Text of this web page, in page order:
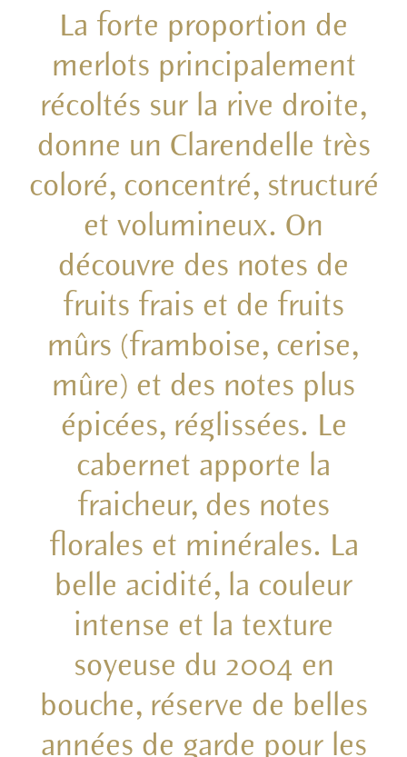
La forte proportion de
merlots principalement
récoltés sur la rive droite,
donne un Clarendelle très
coloré, concentré, structuré
et volumineux. On
découvre des notes de
fruits frais et de fruits
mûrs (framboise, cerise,
mûre) et des notes plus
épicées, réglissées. Le
cabernet apporte la
fraicheur, des notes
ﬂorales et minérales. La
belle acidité, la couleur
intense et la texture
soyeuse du 2004 en
bouche, réserve de belles
années de garde pour les